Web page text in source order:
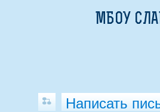
МБОУ
Написать